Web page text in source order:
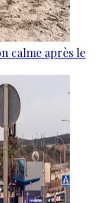
calme après le